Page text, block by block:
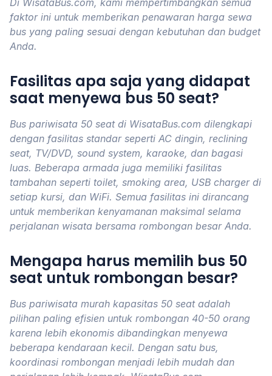
Di WisataBus.com, kami mempertimbangkan semua
faktor ini untuk memberikan penawaran harga sewa
bus yang paling sesuai dengan kebutuhan dan budget
Anda.
Fasilitas apa saja yang didapat
saat menyewa bus 50 seat?
Bus pariwisata 50 seat di WisataBus.com dilengkapi
dengan fasilitas standar seperti AC dingin, reclining
seat, TV/DVD, sound system, karaoke, dan bagasi
luas. Beberapa armada juga memiliki fasilitas
tambahan seperti toilet, smoking area, USB charger di
setiap kursi, dan WiFi. Semua fasilitas ini dirancang
untuk memberikan kenyamanan maksimal selama
perjalanan wisata bersama rombongan besar Anda.
Mengapa harus memilih bus 50
seat untuk rombongan besar?
Bus pariwisata murah kapasitas 50 seat adalah
pilihan paling efisien untuk rombongan 40-50 orang
karena lebih ekonomis dibandingkan menyewa
beberapa kendaraan kecil. Dengan satu bus,
koordinasi rombongan menjadi lebih mudah dan